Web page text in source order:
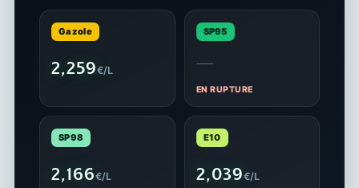
Gazole
2,259€/L
SP95
—
EN RUPTURE
SP98
2,166€/L
E10
2,039€/L